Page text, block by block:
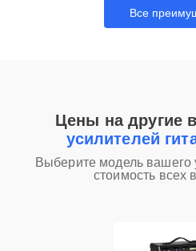
Все
Цены на другие
усилителей
Выберите модель вашего
стоимость всех